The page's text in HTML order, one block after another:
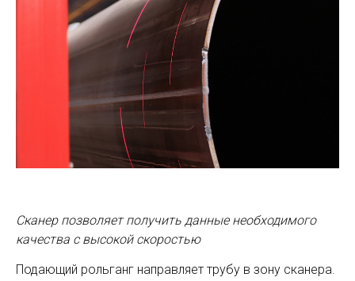
Сканер позволяет получить данные необходимого
качества с высокой скоростью
Подающий рольганг направляет трубу в зону сканера.